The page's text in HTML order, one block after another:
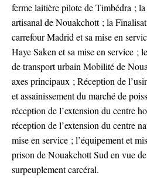
ferme laitière pilote de Timbédra ;
artisanal de Nouakchott ; la
carrefour Madrid et sa mise en
Haye Saken et sa mise en service ;
de transport urbain Mobilité de
axes principaux ; Réception de
et assainissement du marché de
réception de l’extension du centre
réception de l’extension du centre
mise en service ; l’équipement et
prison de Nouakchott Sud en vue
surpeuplement carcéral.